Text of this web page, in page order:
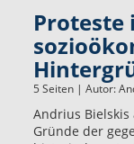
Proteste
5 Seiten | Autor:
Andrius
Gründe der